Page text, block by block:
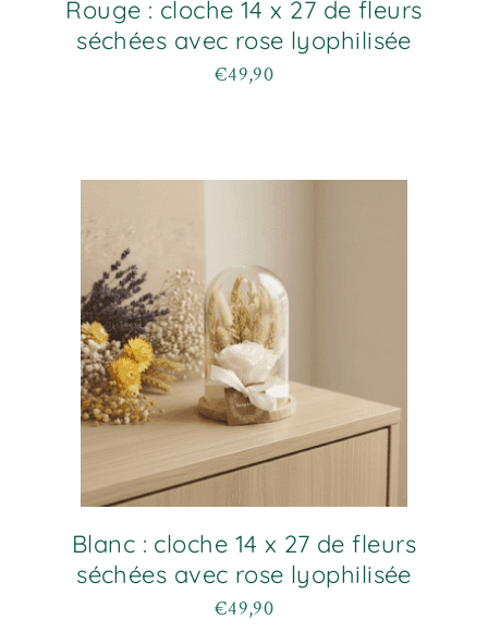
Rouge : cloche 14 x 27 de fleurs
séchées avec rose lyophilisée
€49,90
Blanc : cloche 14 x 27 de fleurs
séchées avec rose lyophilisée
€49,90